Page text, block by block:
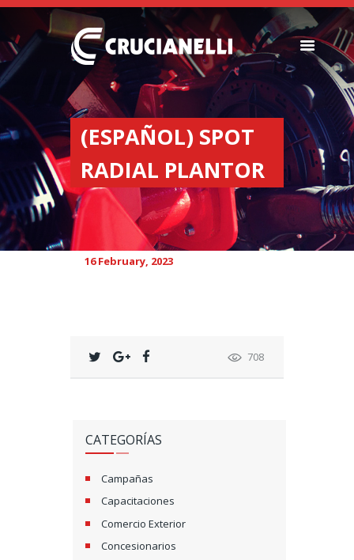
(ESPAÑOL) SPOT
RADIAL PLANTOR
SEEDERS
FERTILIZER
SPREADERS
ABOUT US
DEALERSHIPS
NEWS
COMPANY
CONTACT
16 February, 2023
708
CATEGORÍAS
Campañas
Capacitaciones
Comercio Exterior
Concesionarios